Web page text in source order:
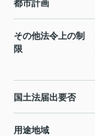
都市計画
その他法令上の制
限
国土法届出要否
用途地域